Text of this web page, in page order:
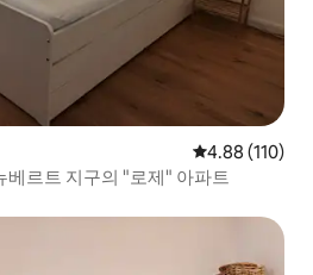
평점 4.88점(5
4.88 (110)
르트 지구의 "로제" 아파트